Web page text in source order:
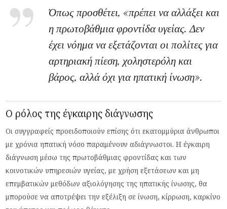
Όπως προσθέτει, «πρέπει να αλλάξει και
η πρωτοβάθμια φροντίδα υγείας. Δεν
έχει νόημα να εξετάζονται οι πολίτες για
αρτηριακή πίεση, χοληστερόλη και
βάρος, αλλά όχι για ηπατική ίνωση».
Ο ρόλος της έγκαιρης διάγνωσης
Οι συγγραφείς προειδοποιούν επίσης ότι εκατομμύρια άνθρωποι
με χρόνια ηπατική νόσο παραμένουν αδιάγνωστοι. Η έγκαιρη
διάγνωση μέσω της πρωτοβάθμιας φροντίδας και των
κοινοτικών υπηρεσιών υγείας, με χρήση εξετάσεων και μη
επεμβατικών μεθόδων αξιολόγησης της ηπατικής ίνωσης, θα
μπορούσε να αποτρέψει την εξέλιξη σε ίνωση, κίρρωση, καρκίνο